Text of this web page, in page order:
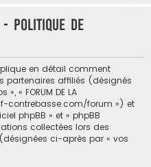
r
- Politique de
en détail comment
partenaires affiliés (désignés
« FORUM DE LA
contrebasse.com/forum ») et
phpBB » et « phpBB
collectées lors des
ci-après par « vos